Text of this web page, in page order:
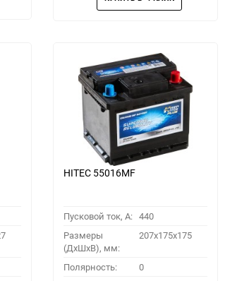
HITEC 55016MF
Пусковой ток, A: 440
Размеры
(ДхШхВ), мм:
207x175x175
Полярность: 0